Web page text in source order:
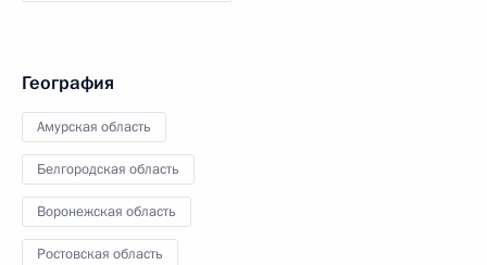
География
Амурская область
Белгородская область
Воронежская область
Ростовская область